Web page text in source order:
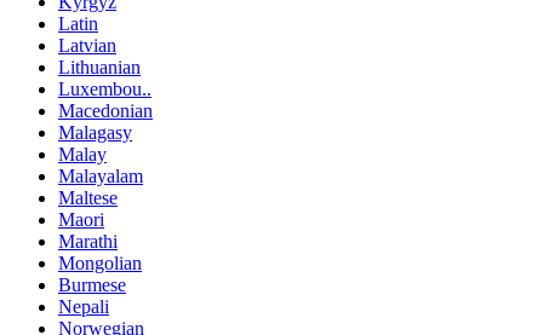
Latin
Latvian
Lithuanian
Luxembou..
Macedonian
Malagasy
Malay
Malayalam
Maltese
Maori
Marathi
Mongolian
Burmese
Nepali
Norwegian